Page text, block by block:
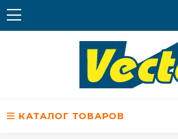
КАТАЛОГ ТОВАРОВ